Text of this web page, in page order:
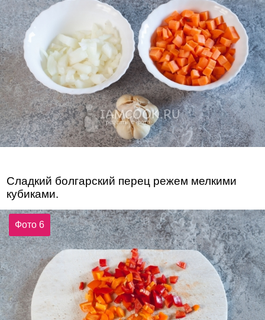
Сладкий болгарский перец режем мелкими
кубиками.
Фото 6